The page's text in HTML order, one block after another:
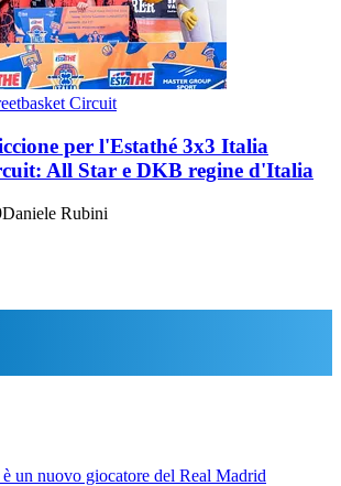
Circuit
per l'Estathé 3x3 Italia
All Star e DKB regine d'Italia
Daniele Rubini
un nuovo giocatore del Real Madrid